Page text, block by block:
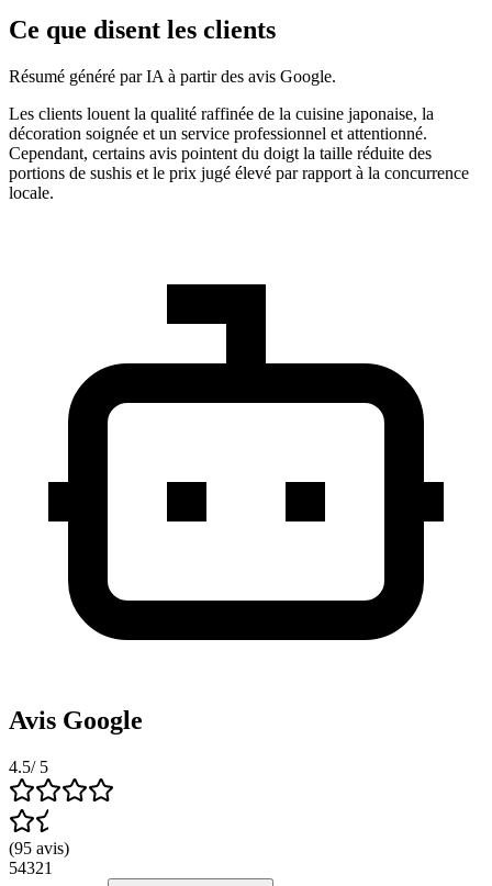
Ce que disent les clients
Résumé généré par IA à partir des avis Google.
Les clients louent la qualité raffinée de la cuisine japonaise, la
décoration soignée et un service professionnel et attentionné.
Cependant, certains avis pointent du doigt la taille réduite des
portions de sushis et le prix jugé élevé par rapport à la concurrence
locale.
Avis Google
4.5/ 5
(95 avis)
54321